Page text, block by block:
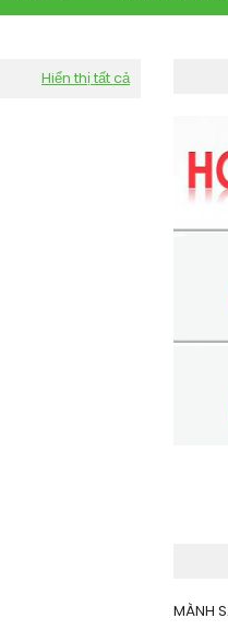
Hiển thị tất cả
MÀNH